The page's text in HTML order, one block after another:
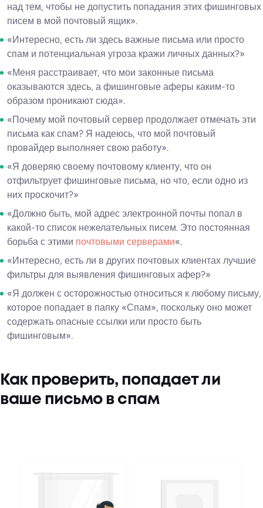
над тем, чтобы не допустить попадания этих фишинговых
писем в мой почтовый ящик».
«Интересно, есть ли здесь важные письма или просто
спам и потенциальная угроза кражи личных данных?»
«Меня расстраивает, что мои законные письма
оказываются здесь, а фишинговые аферы каким-то
образом проникают сюда».
«Почему мой почтовый сервер продолжает отмечать эти
письма как спам? Я надеюсь, что мой почтовый
провайдер выполняет свою работу».
«Я доверяю своему почтовому клиенту, что он
отфильтрует фишинговые письма, но что, если одно из
них проскочит?»
«Должно быть, мой адрес электронной почты попал в
какой-то список нежелательных писем. Это постоянная
борьба с этими почтовыми серверами«.
«Интересно, есть ли в других почтовых клиентах лучшие
фильтры для выявления фишинговых афер?»
«Я должен с осторожностью относиться к любому письму,
которое попадает в папку «Спам», поскольку оно может
содержать опасные ссылки или просто быть
фишинговым».
Как проверить, попадает ли
ваше письмо в спам